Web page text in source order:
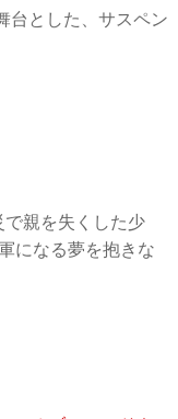
台とした、サスペン
親を失くした少
になる夢を抱きな